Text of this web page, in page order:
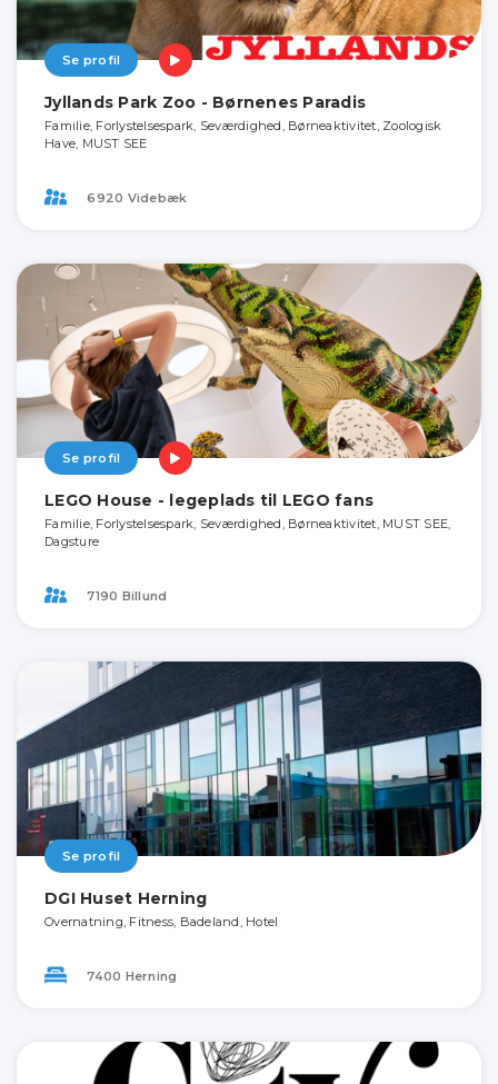
Se profil
Jyllands Park Zoo - Børnenes Paradis
Familie, Forlystelsespark, Seværdighed, Børneaktivitet, Zoologisk
Have, MUST SEE
6920 Videbæk
Se profil
LEGO House - legeplads til LEGO fans
Familie, Forlystelsespark, Seværdighed, Børneaktivitet, MUST SEE,
Dagsture
7190 Billund
Se profil
DGI Huset Herning
Overnatning, Fitness, Badeland, Hotel
7400 Herning